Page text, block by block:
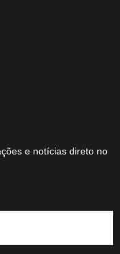
e notícias direto no